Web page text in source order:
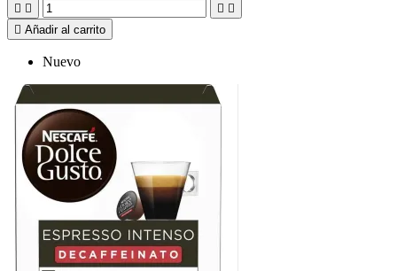
   
 Añadir al carrito
Nuevo